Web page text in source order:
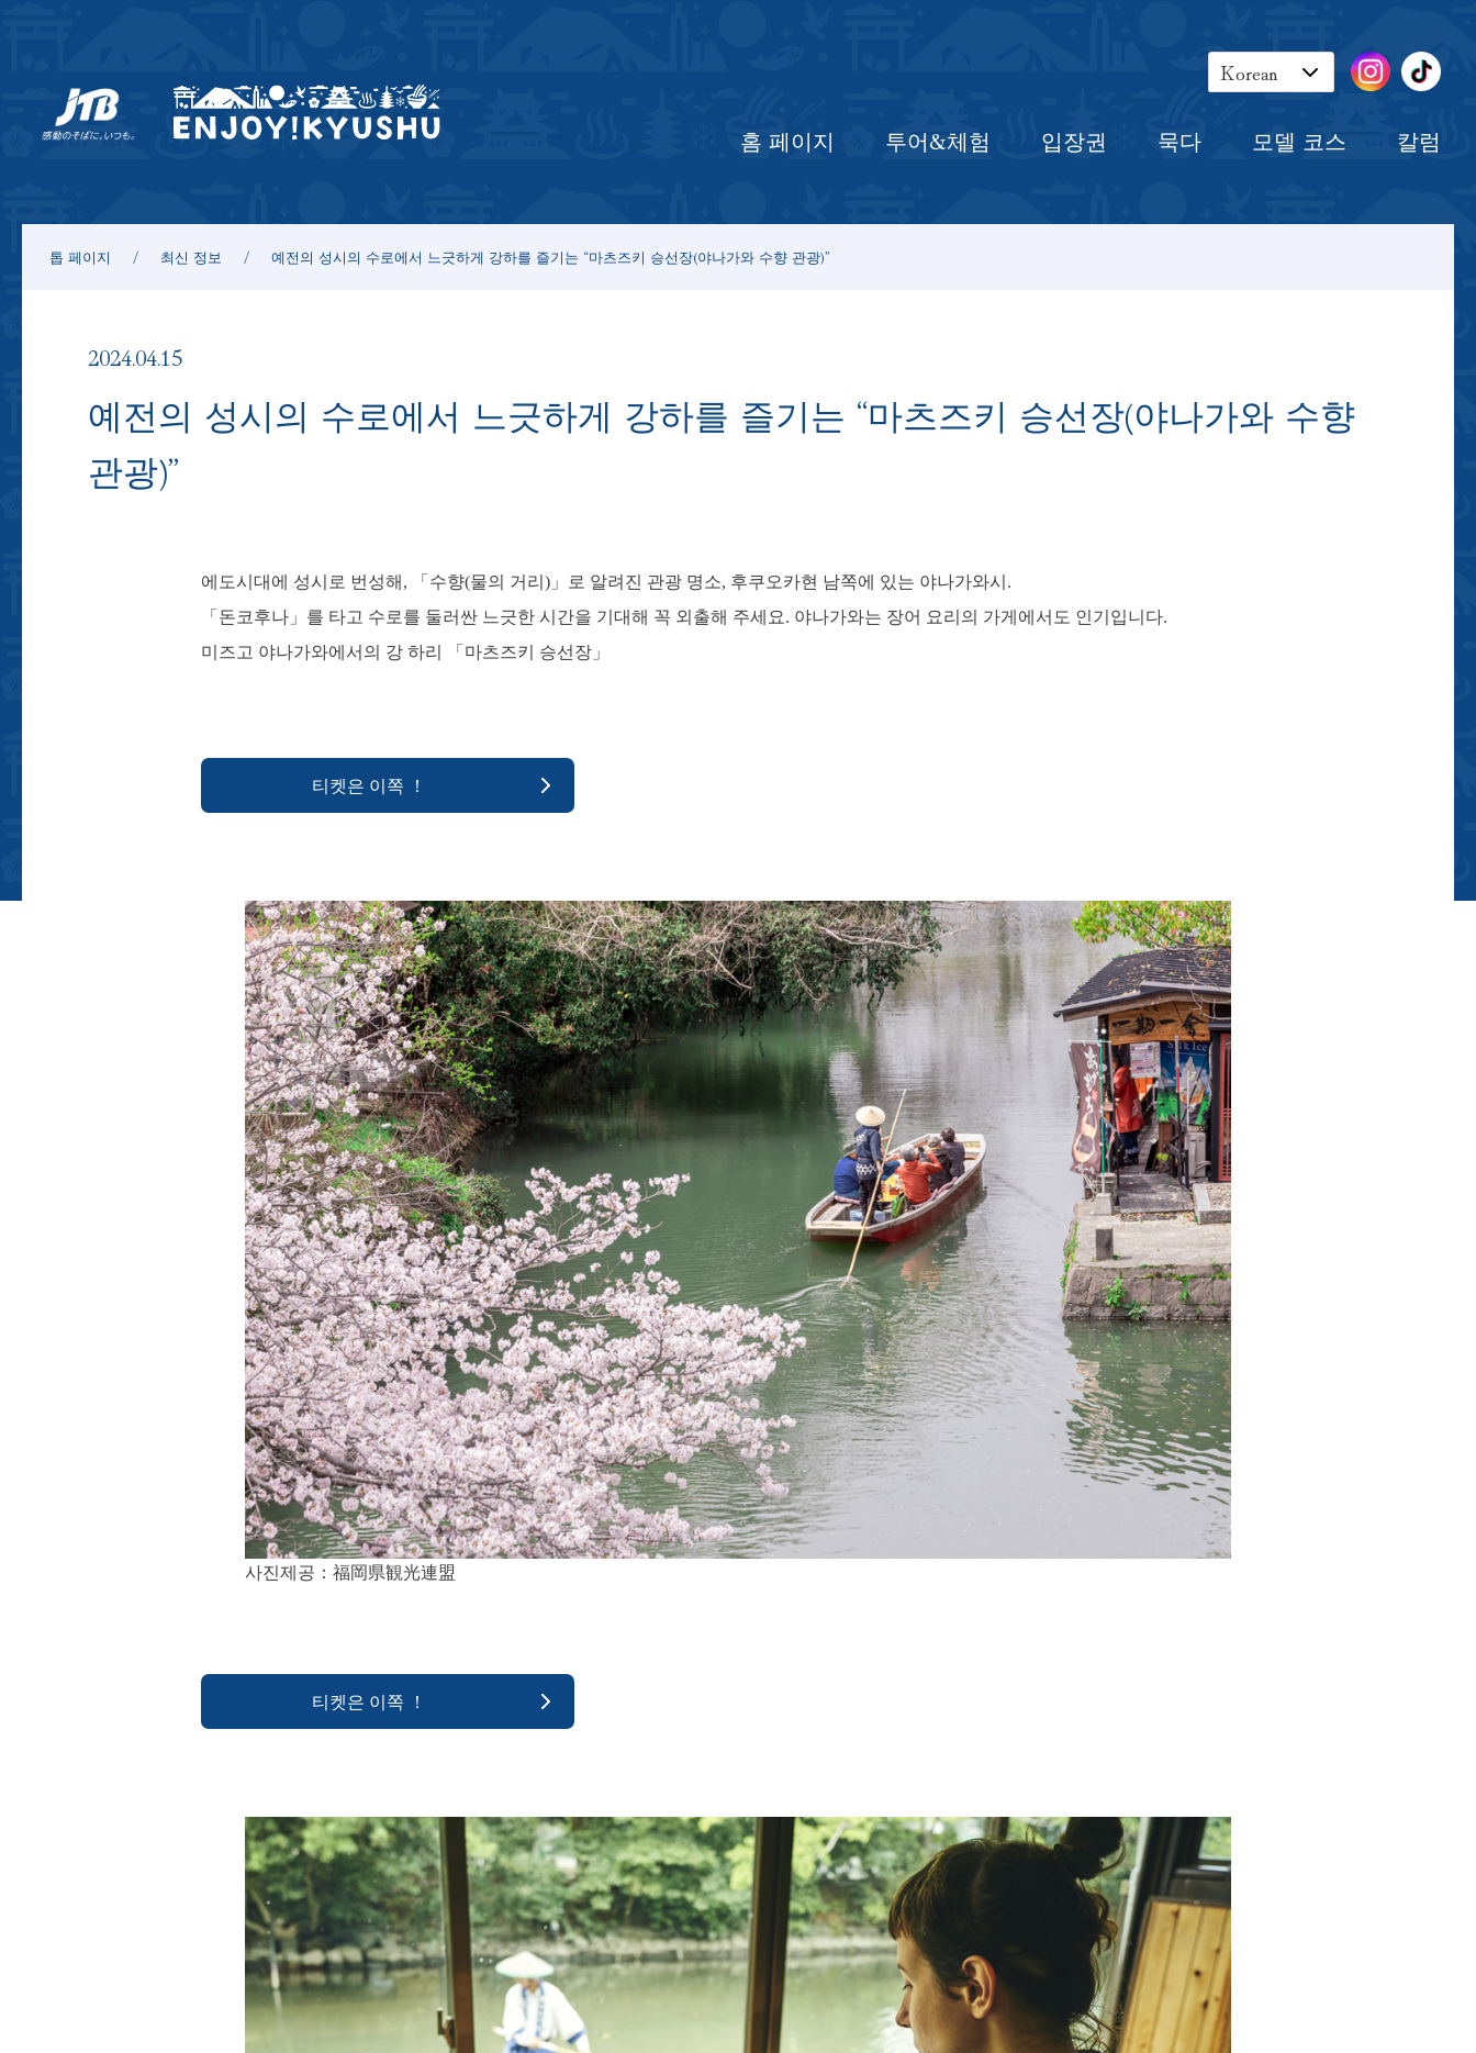
Japanese
Korean
홈 페이지 투어&체험 입장권 묵다 모델 코스 칼럼
톱 페이지 최신 정보 예전의 성시의 수로에서 느긋하게 강하를 즐기는 “마츠즈키 승선장(야나가와 수향 관광)”
2024.04.15
예전의 성시의 수로에서 느긋하게 강하를 즐기는 “마츠즈키 승선장(야나가와 수향
관광)”
에도시대에 성시로 번성해, 「수향(물의 거리)」로 알려진 관광 명소, 후쿠오카현 남쪽에 있는 야나가와시.
「돈코후나」를 타고 수로를 둘러싼 느긋한 시간을 기대해 꼭 외출해 주세요. 야나가와는 장어 요리의 가게에서도 인기입니다.
미즈고 야나가와에서의 강 하리 「마츠즈키 승선장」
티켓은 이쪽 ！
사진제공：福岡県観光連盟
티켓은 이쪽 ！